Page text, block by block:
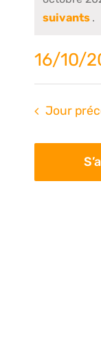
suivants .
16/10/
date.
Jour